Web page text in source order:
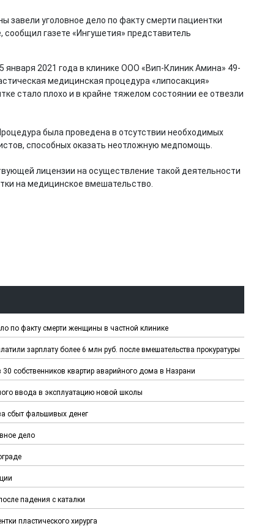
завели уголовное дело по факту смерти пациентки
газете «Ингушетия» представитель
января 2021 года в клинике ООО «Вип-Клиник Амина» 49-
медицинская процедура «липосакция»
стало плохо и в крайне тяжелом состоянии ее отвезли
была проведена в отсутствии необходимых
способных оказать неотложную медпомощь.
лицензии на осуществление такой деятельности
на медицинское вмешательство.
по факту смерти женщины в частной клинике
зарплату более 6 млн руб. после вмешательства прокуратуры
собственников квартир аварийного дома в Назрани
ввода в эксплуатацию новой школы
сбыт фальшивых денег
дело
падения с каталки
пластического хирурга